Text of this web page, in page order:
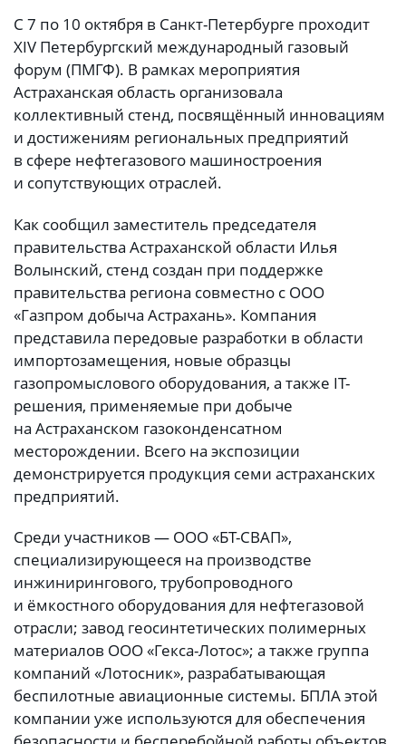
С 7 по 10 октября в Санкт-Петербурге проходит
XIV Петербургский международный газовый
форум (ПМГФ). В рамках мероприятия
Астраханская область организовала
коллективный стенд, посвящённый инновациям
и достижениям региональных предприятий
в сфере нефтегазового машиностроения
и сопутствующих отраслей.
Как сообщил заместитель председателя
правительства Астраханской области Илья
Волынский, стенд создан при поддержке
правительства региона совместно с ООО
«Газпром добыча Астрахань». Компания
представила передовые разработки в области
импортозамещения, новые образцы
газопромыслового оборудования, а также IT-
решения, применяемые при добыче
на Астраханском газоконденсатном
месторождении. Всего на экспозиции
демонстрируется продукция семи астраханских
предприятий.
Среди участников — ООО «БТ-СВАП»,
специализирующееся на производстве
инжинирингового, трубопроводного
и ёмкостного оборудования для нефтегазовой
отрасли; завод геосинтетических полимерных
материалов ООО «Гекса-Лотос»; а также группа
компаний «Лотосник», разрабатывающая
беспилотные авиационные системы. БПЛА этой
компании уже используются для обеспечения